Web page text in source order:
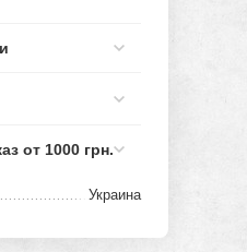
от 1000 грн.
Украина